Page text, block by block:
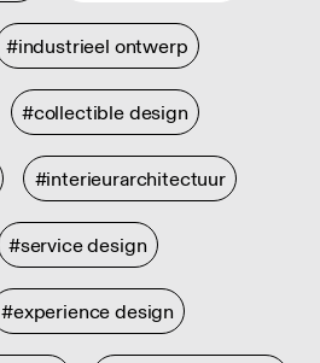
#industrieel ontwerp
#collectible design
#interieurarchitectuur
#service design
#experience design